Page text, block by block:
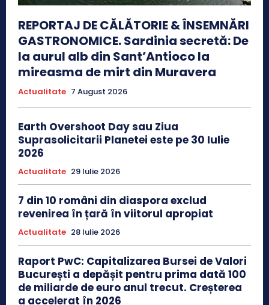
REPORTAJ DE CĂLĂTORIE & ÎNSEMNĂRI
GASTRONOMICE. Sardinia secretă: De
la aurul alb din Sant’Antioco la
mireasma de mirt din Muravera
Actualitate 7 August 2026
Earth Overshoot Day sau Ziua
Suprasolicitarii Planetei este pe 30 Iulie
2026
Actualitate 29 Iulie 2026
7 din 10 români din diaspora exclud
revenirea în țară în viitorul apropiat
Actualitate 28 Iulie 2026
Raport PwC: Capitalizarea Bursei de Valori
București a depășit pentru prima dată 100
de miliarde de euro anul trecut. Creșterea
a accelerat în 2026